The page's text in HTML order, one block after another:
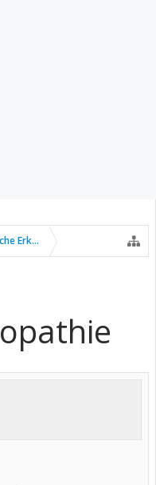
Erkrankungen